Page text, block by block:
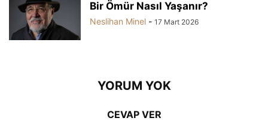
Bir Ömür Nasıl Yaşanır?
Neslihan Minel - 17 Mart 2026
YORUM YOK
CEVAP VER